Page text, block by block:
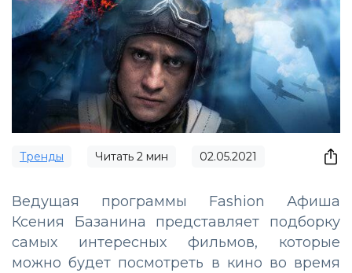
Тренды Читать 2 мин 02.05.2021
Ведущая программы Fashion Афиша
Ксения Базанина представляет подборку
самых интересных фильмов, которые
можно будет посмотреть в кино во время